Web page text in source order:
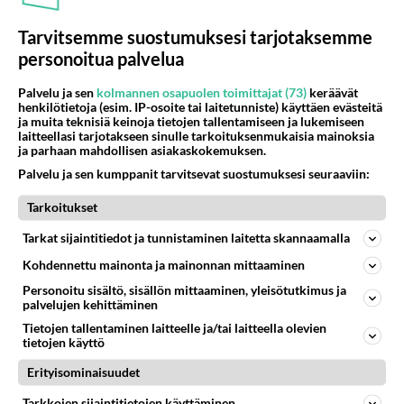
Martina Aitolehti on seurattu julkisuuden henkilö. Lähipiiriin mahtuu muitakin tunnettuja henkilöitä. Tiesitkö, että Ma
05.08.2026 07:23
Kotimaiset julkkisjuorut
1067
Mitä töitä kaivattusi on tehnyt?
😅
05.08.2026 13:25
Ikävä
877
Voiko meidän välit
05.08.2026 05:34
72
Jos SDP ei voita reilusti, persut kumoavat demokratian Suomesta
427
738
Onko kaivattusi
Kummallinen jossakin suhteessa?
649
Mies, olenko ymmärtänyt oikein?
72
Tarvitsemme suostumuksesi tarjotaksemme
personoitua palvelua
Palvelu ja sen kolmannen osapuolen toimittajat (73) keräävät
henkilötietoja (esim. IP-osoite tai laitetunniste) käyttäen evästeitä
ja muita teknisiä keinoja tietojen tallentamiseen ja lukemiseen
laitteellasi tarjotakseen sinulle tarkoituksenmukaisia mainoksia
ja parhaan mahdollisen asiakaskokemuksen.
Palvelu ja sen kumppanit tarvitsevat suostumuksesi seuraaviin:
Tarkoitukset
Tarkat sijaintitiedot ja tunnistaminen laitetta skannaamalla
Kohdennettu mainonta ja mainonnan mittaaminen
Personoitu sisältö, sisällön mittaaminen, yleisötutkimus ja
palvelujen kehittäminen
Tietojen tallentaminen laitteelle ja/tai laitteella olevien
tietojen käyttö
Erityisominaisuudet